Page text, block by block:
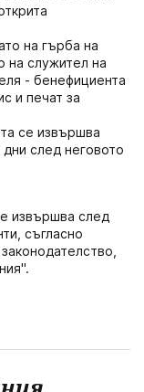
на гърба на
на служител на
- бенефициента
и печат за
се извършва
след неговото
извършва след
съгласно